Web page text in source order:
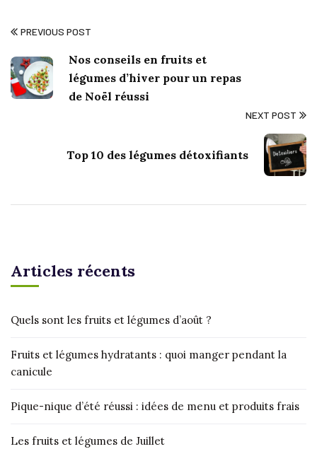
PREVIOUS POST
Nos conseils en fruits et
légumes d’hiver pour un repas
de Noël réussi
NEXT POST
Top 10 des légumes détoxifiants
Articles récents
Quels sont les fruits et légumes d’août ?
Fruits et légumes hydratants : quoi manger pendant la
canicule
Pique-nique d’été réussi : idées de menu et produits frais
Les fruits et légumes de Juillet